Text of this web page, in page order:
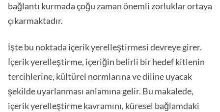
bağlantı kurmada çoğu zaman önemli zorluklar ortaya
çıkarmaktadır.
İşte bu noktada içerik yerelleştirmesi devreye girer.
İçerik yerelleştirme, içeriğin belirli bir hedef kitlenin
tercihlerine, kültürel normlarına ve diline uyacak
şekilde uyarlanması anlamına gelir. Bu makalede,
içerik yerelleştirme kavramını, küresel bağlamdaki